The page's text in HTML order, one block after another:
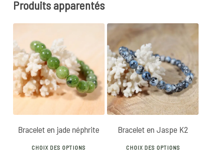
Produits apparentés
28€
Bracelet en jade néphrite
CHOIX DES OPTIONS
25€
Bracelet en Jaspe K2
CHOIX DES OPTIONS